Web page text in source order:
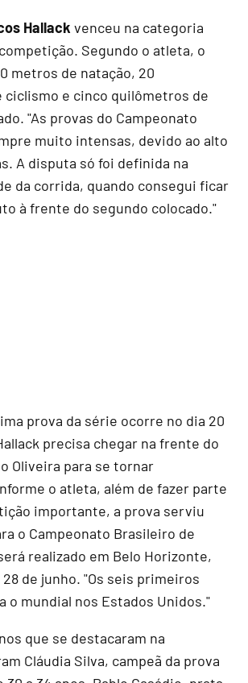
Hallack venceu na categoria
Segundo o atleta, o
metros de natação, 20
ciclismo e cinco quilômetros de
"As provas do Campeonato
muito intensas, devido ao alto
A disputa só foi definida na
da corrida, quando consegui ficar
à frente do segundo colocado."
prova da série ocorre no dia 20
precisa chegar na frente do
Oliveira para se tornar
o atleta, além de fazer parte
importante, a prova serviu
o Campeonato Brasileiro de
realizado em Belo Horizonte,
de junho. "Os seis primeiros
o mundial nos Estados Unidos."
que se destacaram na
Cláudia Silva, campeã da prova